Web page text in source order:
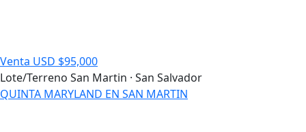
Venta USD $95,000
Lote/Terreno San Martin · San Salvador
QUINTA MARYLAND EN SAN MARTIN